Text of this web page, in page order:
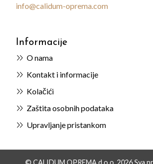
info@calidum-oprema.com
Informacije
O nama
Kontakt i informacije
Kolačići
Zaštita osobnih podataka
Upravljanje pristankom
© CALIDUM OPREMA d.o.o. 2026 Sva